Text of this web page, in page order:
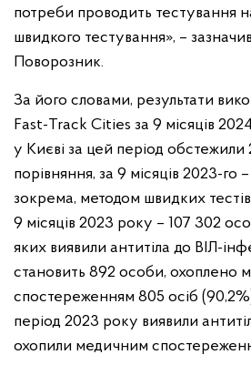
потреби проводить тестування
швидкого тестування», –
Поворозник.
За його словами, результати
Fast-Track Cities за 9 місяців
у Києві за цей період обстежили
порівняння, за 9 місяців 2023-го
зокрема, методом швидких
9 місяців 2023 року – 107 302
яких виявили антитіла до ВІЛ-
становить 892 особи, охоплено
спостереженням 805 осіб
період 2023 року виявили
охопили медичним